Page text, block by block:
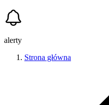
alerty
Strona główna